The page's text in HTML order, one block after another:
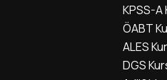
KPSS-A
ÖABT
ALES
DGS